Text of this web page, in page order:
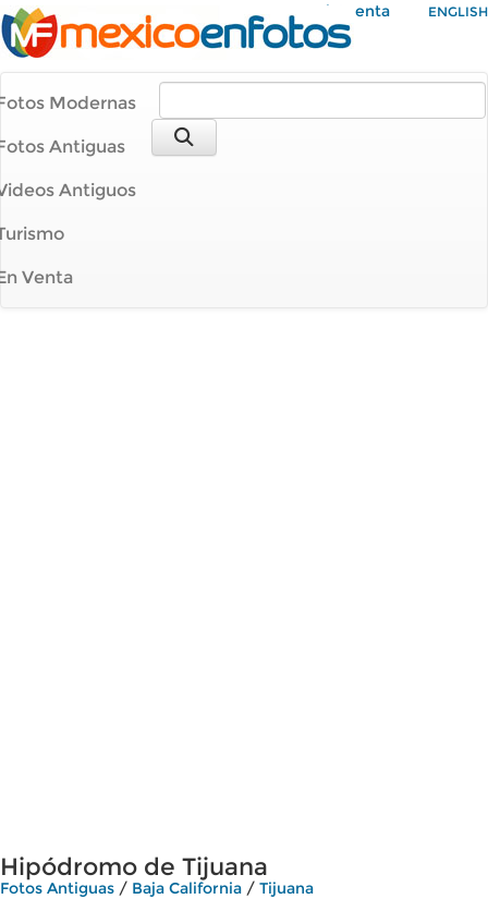
Mi Cuenta ENGLISH
Modernas
Antiguas
Antiguos
Venta
Hipódromo de Tijuana
Fotos Antiguas / Baja California / Tijuana